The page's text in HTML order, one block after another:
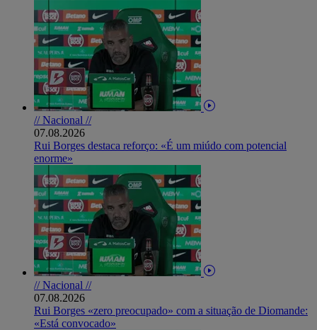
// Nacional //
07.08.2026
Rui Borges destaca reforço: «É um miúdo com potencial
enorme»
// Nacional //
07.08.2026
Rui Borges «zero preocupado» com a situação de Diomande:
«Está convocado»